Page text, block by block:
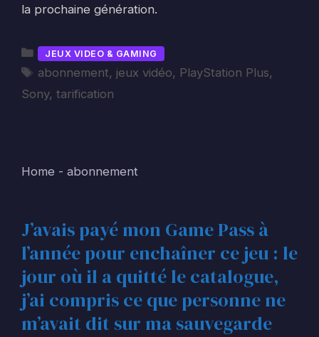
la prochaine génération.
Catégories
JEUX VIDEO & GAMING
Étiquettes
abonnement, jeux vidéo, PlayStation Plus,
Sony, tarification
Home - abonnement
J’avais payé mon Game Pass à
l’année pour enchaîner ce jeu : le
jour où il a quitté le catalogue,
j’ai compris ce que personne ne
m’avait dit sur ma sauvegarde